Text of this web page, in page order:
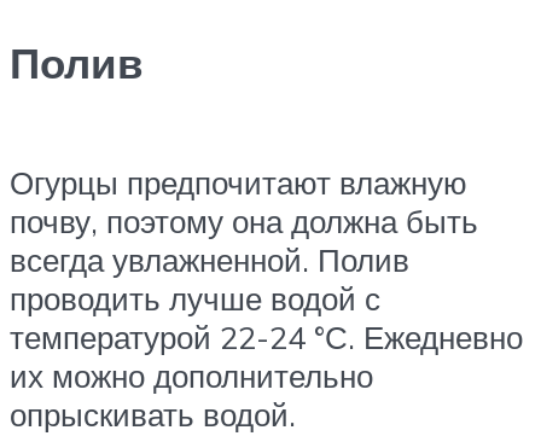
Полив
Огурцы предпочитают влажную
почву, поэтому она должна быть
всегда увлажненной. Полив
проводить лучше водой с
температурой 22-24 °С. Ежедневно
их можно дополнительно
опрыскивать водой.